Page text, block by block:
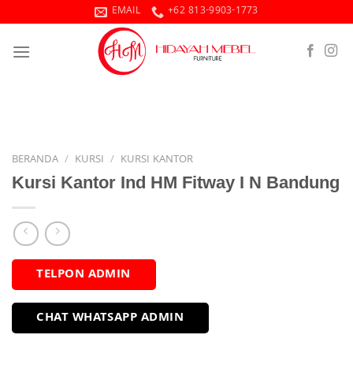
to
content
EMAIL +62 813-9903-1773
BERANDA / KURSI / KURSI KANTOR
Kursi Kantor Ind HM Fitway I N Bandung
TELPON ADMIN
CHAT WHATSAPP ADMIN